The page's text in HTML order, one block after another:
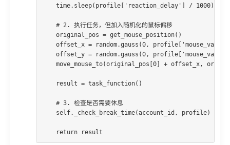
    time.sleep(profile['reaction_delay'] / 1000)
    # 2. 执行任务，但加入随机化的鼠标偏移
    original_pos = get_mouse_position()
offset_x = random.gauss(0,
offset_y = random.gauss(0,
move_mouse_to(original_pos[0] + offset_x,
    result = task_function()
    # 3. 检查是否需要休息
    self._check_break_time(account_id, profile)
    return result